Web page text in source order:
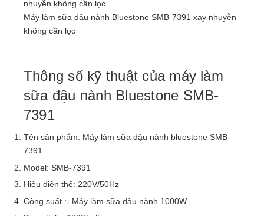
Máy làm sữa đậu nành Bluestone SMB-7391 xay nhuyễn
không cần lọc
Thông số kỹ thuật của máy làm
sữa đậu nành Bluestone SMB-
7391
Tên sản phẩm: Máy làm sữa đậu nành bluestone SMB-
7391
Model: SMB-7391
Hiệu điện thế: 220V/50Hz
Công suất :- Máy làm sữa đậu nành 1000W